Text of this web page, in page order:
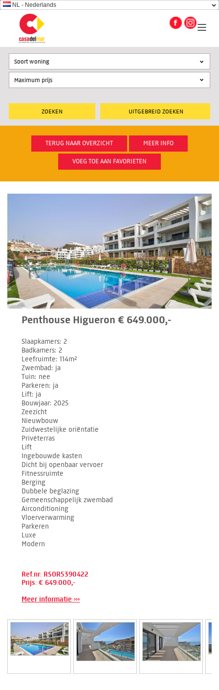
NL - Nederlands
UITGEBREID ZOEKEN
Soort woning
TERUG NAAR OVERZICHT MEER INFO
VOEG TOE AAN FAVORIETEN
Penthouse Higueron € 649.000,-
Slaapkamers 2
Badkamers 2
Leefruimte 114m²
Zwembad ja
Tuin nee
Parkeren ja
Lift ja
Bouwjaar 2025
Zeezicht
Nieuwbouw
Zuidwestelijke oriëntatie
Privéterras
Lift
Ingebouwde kasten
Dicht bij openbaar vervoer
Fitnessruimte
Berging
Dubbele beglazing
Gemeenschappelijk zwembad
Airconditioning
Vloerverwarming
Parkeren
Luxe
Modern
Ref.nr: RSOR5390422
Prijs: € 649.000,-
Meer informatie ›››